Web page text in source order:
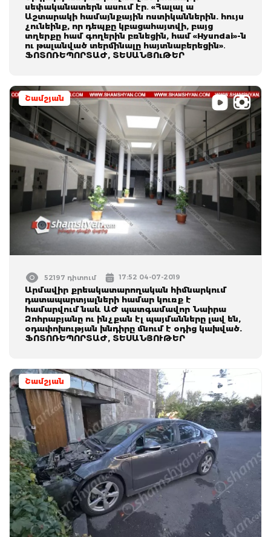
սեփականատերն ասում էր․ «Հալալ ա
Աշտարակի համայնքային ոստիկաններին. հույս
չունեինք, որ դեպքը կբացահայտվի, բայց
տղերքը համ գողերին բռնեցին, համ «Hyundai»-ն
ու թալանված տերմինալը հայտնաբերեցին»․
ՖՈՏՈՌԵՊՈՐՏԱԺ, ՏԵՍԱՆՅՈւԹԵՐ
Շամշյան
52197 դիտում 17:52 04-07-2019
Արմավիր քրեակատարողական հիմնարկում
դատապարտյալների համար կուռք է
համարվում նաև ԱԺ պատգամավոր Նաիրա
Զոհրաբյանը ու ինչքան էլ պայմանները լավ են,
օդափոխության խնդիրը մնում է օդից կախված.
ՖՈՏՈՌԵՊՈՐՏԱԺ, ՏԵՍԱՆՅՈՒԹԵՐ
Շամշյան